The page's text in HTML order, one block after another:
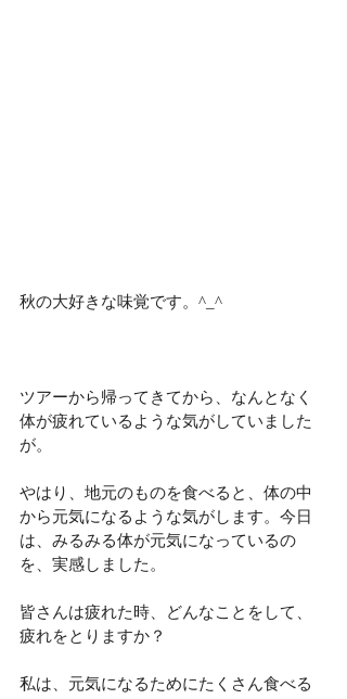
秋の大好きな味覚です。^_^
ツアーから帰ってきてから、なんとなく
体が疲れているような気がしていました
が。
やはり、地元のものを食べると、体の中
から元気になるような気がします。今日
は、みるみる体が元気になっているの
を、実感しました。
皆さんは疲れた時、どんなことをして、
疲れをとりますか？
私は、元気になるためにたくさん食べる